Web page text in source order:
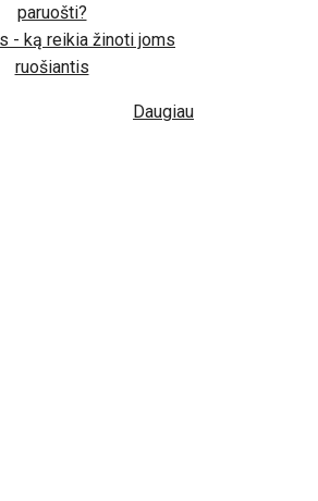
paruošti?
- ką reikia žinoti joms
ruošiantis
Daugiau